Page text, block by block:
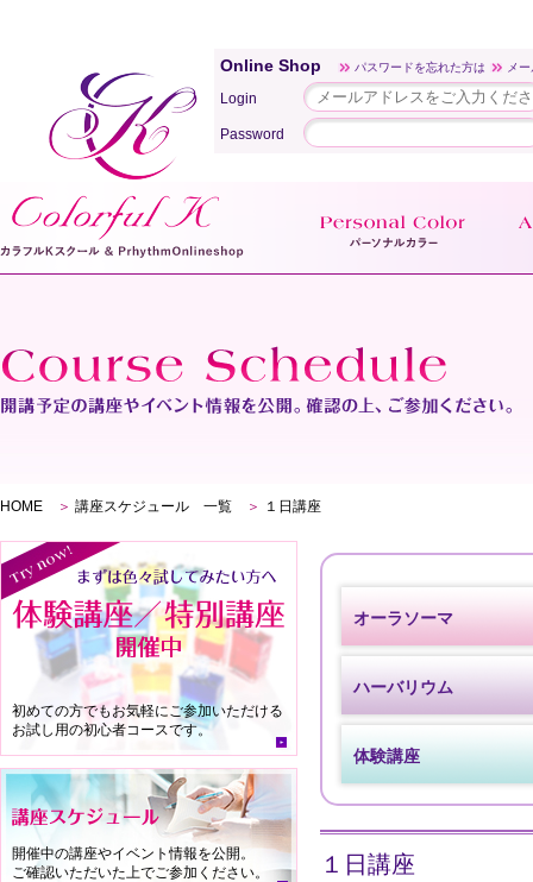
Online Shop パスワードを忘れた方は メ
Login
Password
HOME ＞ 講座スケジュール 一覧 ＞ １日講座
初めての方でもお気軽にご参加いただける
お試し用の初心者コースです。
開催中の講座やイベント情報を公開。
ご確認いただいた上でご参加ください。
オーラソーマ
ハーバリウム
体験講座
１日講座